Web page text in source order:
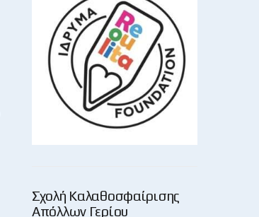
Σχολή Καλαθοσφαίρισης
Απόλλων Γερίου